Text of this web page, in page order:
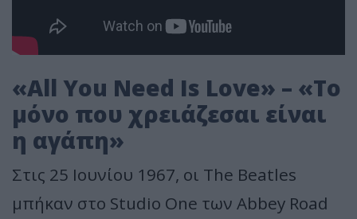
«All You Need Is Love» – «Το
μόνο που χρειάζεσαι είναι
η αγάπη»
Στις 25 Ιουνίου 1967, οι The Beatles
μπήκαν στο Studio One των Abbey Road